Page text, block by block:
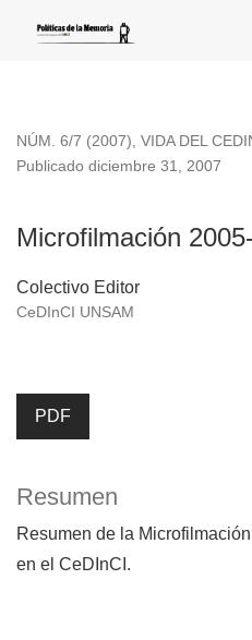
NÚM. 6/7 (2007), VIDA DEL
Microfilmación
Publicado diciembre 31, 2007
Colectivo Editor
CeDInCI UNSAM
PDF
Resumen
Resumen de la
en el CeDInCI.